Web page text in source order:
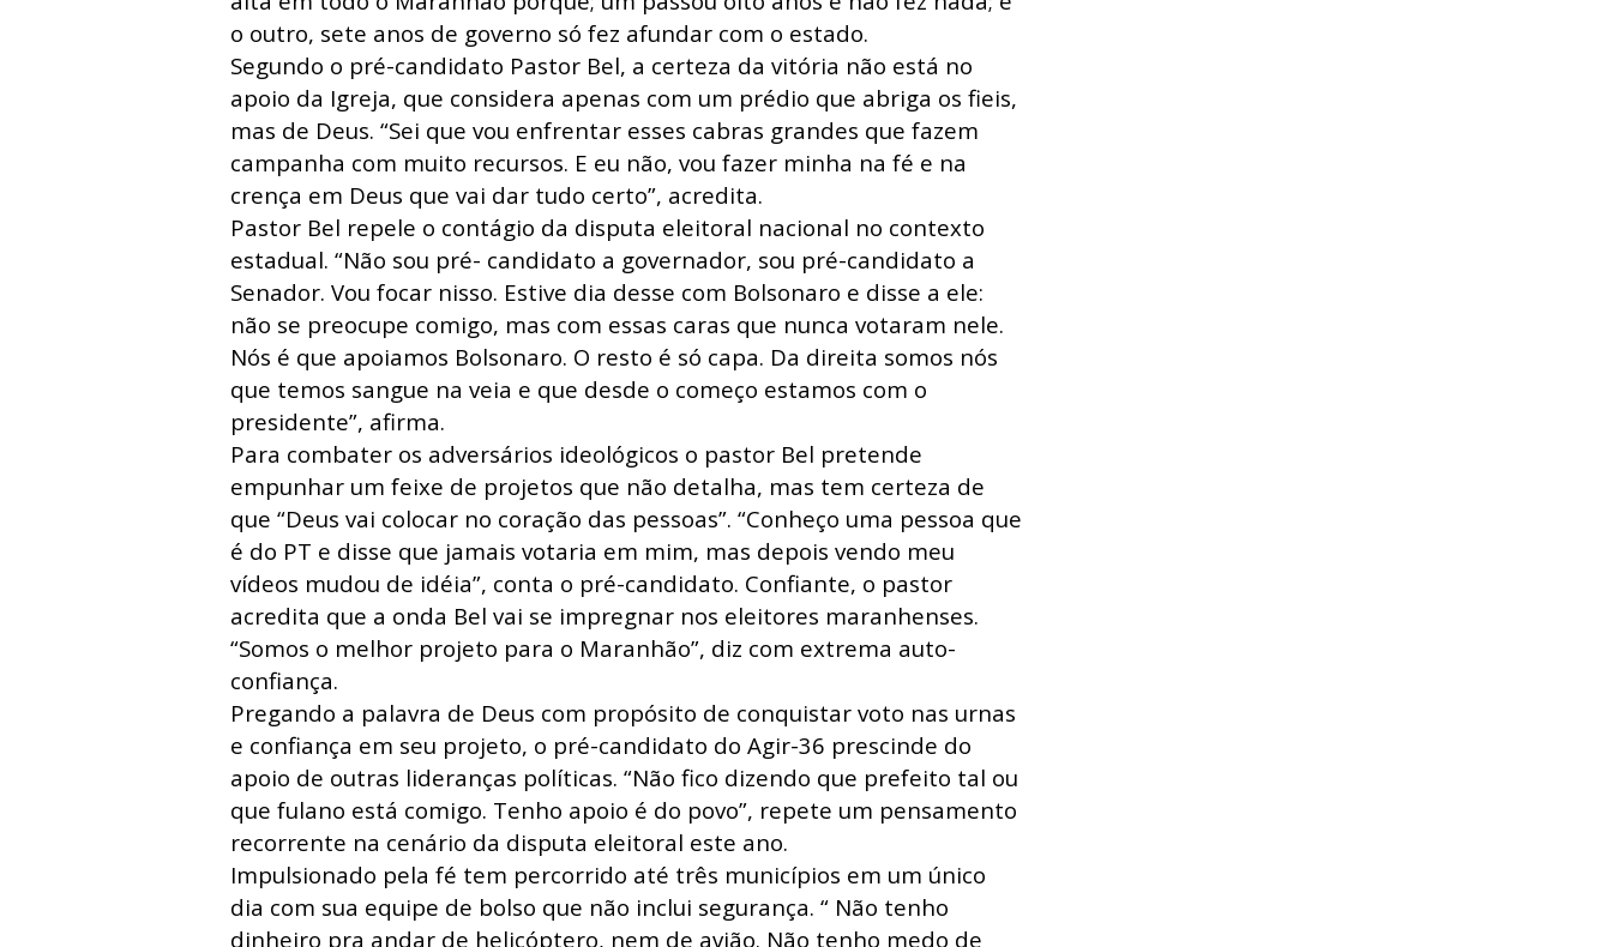
o outro, sete anos de governo só fez afundar com o estado.
Segundo o pré-candidato Pastor Bel, a certeza da vitória não está no
apoio da Igreja, que considera apenas com um prédio que abriga os fieis,
mas de Deus. “Sei que vou enfrentar esses cabras grandes que fazem
campanha com muito recursos. E eu não, vou fazer minha na fé e na
crença em Deus que vai dar tudo certo”, acredita.
Pastor Bel repele o contágio da disputa eleitoral nacional no contexto
estadual. “Não sou pré- candidato a governador, sou pré-candidato a
Senador. Vou focar nisso. Estive dia desse com Bolsonaro e disse a ele:
não se preocupe comigo, mas com essas caras que nunca votaram nele.
Nós é que apoiamos Bolsonaro. O resto é só capa. Da direita somos nós
que temos sangue na veia e que desde o começo estamos com o
presidente”, afirma.
Para combater os adversários ideológicos o pastor Bel pretende
empunhar um feixe de projetos que não detalha, mas tem certeza de
que “Deus vai colocar no coração das pessoas”. “Conheço uma pessoa que
é do PT e disse que jamais votaria em mim, mas depois vendo meu
vídeos mudou de idéia”, conta o pré-candidato. Confiante, o pastor
acredita que a onda Bel vai se impregnar nos eleitores maranhenses.
“Somos o melhor projeto para o Maranhão”, diz com extrema auto-
confiança.
Pregando a palavra de Deus com propósito de conquistar voto nas urnas
e confiança em seu projeto, o pré-candidato do Agir-36 prescinde do
apoio de outras lideranças políticas. “Não fico dizendo que prefeito tal ou
que fulano está comigo. Tenho apoio é do povo”, repete um pensamento
recorrente na cenário da disputa eleitoral este ano.
Impulsionado pela fé tem percorrido até três municípios em um único
dia com sua equipe de bolso que não inclui segurança. “ Não tenho
dinheiro pra andar de helicóptero, nem de avião. Não tenho medo de